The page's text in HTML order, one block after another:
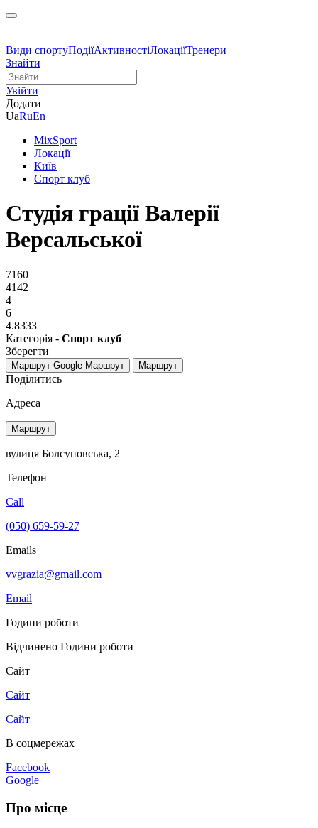
Види спортуПодіїАктивностіЛокаціїТренери
Знайти
Увійти
Додати
UaRuEn
MixSport
Локації
Київ
Спорт клуб
Cтудія грації Валерії
Версальської
7160
4142
4
6
4.8333
Категорія - Спорт клуб
Зберегти
Маршрут Google Маршрут Маршрут
Поділитись
Адреса
Маршрут
вулиця Болсуновська, 2
Телефон
Call
(050) 659-59-27
Emails
vvgrazia@gmail.com
Email
Години роботи
Відчинено Години роботи
Сайт
Сайт
Сайт
В соцмережах
Facebook
Google
Про місце